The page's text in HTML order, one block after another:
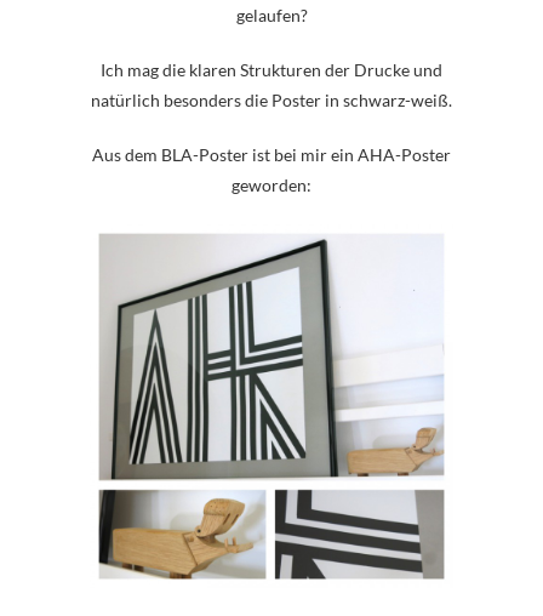
gelaufen?
Ich mag die klaren Strukturen der Drucke und
natürlich besonders die Poster in schwarz-weiß.
Aus dem BLA-Poster ist bei mir ein AHA-Poster
geworden: